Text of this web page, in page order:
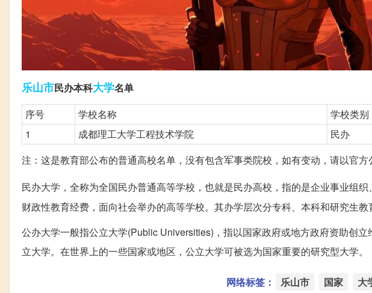
乐山市民办本科大学名单
序号
学校名称 学校类别
1
成都理工大学工程技术学院 民办
注：这是教育部公布的普通高校名单，没有包含军事类院校，如有变动，请以官方
民办大学，全称为全国民办普通高等学校，也就是民办高校，指的是企业事业组
财政性教育经费，面向社会举办的高等学校。其办学层次分专科、本科和研究生教
公办大学一般指公立大学(Public Universities)，指以国家政府或地方政府资助创
立大学。在世界上的一些国家或地区，公立大学可被选为国家重要的研究型大学。
网络标签： 乐山市 国家 大